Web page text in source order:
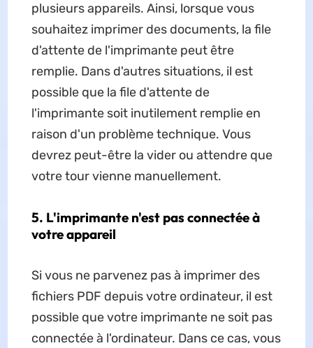
plusieurs appareils. Ainsi, lorsque vous
souhaitez imprimer des documents, la file
d'attente de l'imprimante peut être
remplie. Dans d'autres situations, il est
possible que la file d'attente de
l'imprimante soit inutilement remplie en
raison d'un problème technique. Vous
devrez peut-être la vider ou attendre que
votre tour vienne manuellement.
5. L'imprimante n'est pas connectée à
votre appareil
Si vous ne parvenez pas à imprimer des
fichiers PDF depuis votre ordinateur, il est
possible que votre imprimante ne soit pas
connectée à l'ordinateur. Dans ce cas, vous